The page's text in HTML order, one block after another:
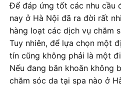
Để đáp ứng tốt các nhu cầu
nay ở Hà Nội đã ra đời rất
hàng loạt các dịch vụ chăm
Tuy nhiên, để lựa chọn một
tín cũng không phải là một
Nếu đang băn khoăn không
chăm sóc da tại spa nào ở